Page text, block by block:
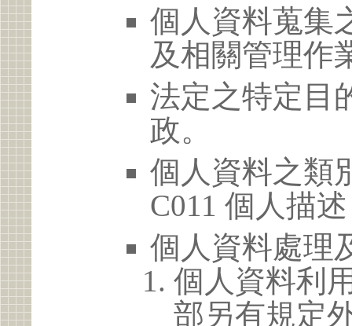
個人資料蒐集
及相關管理作
法定之特定目
政。
個人資料之類
C011 個人描述
個人資料處理
個人資料利
部另有規定